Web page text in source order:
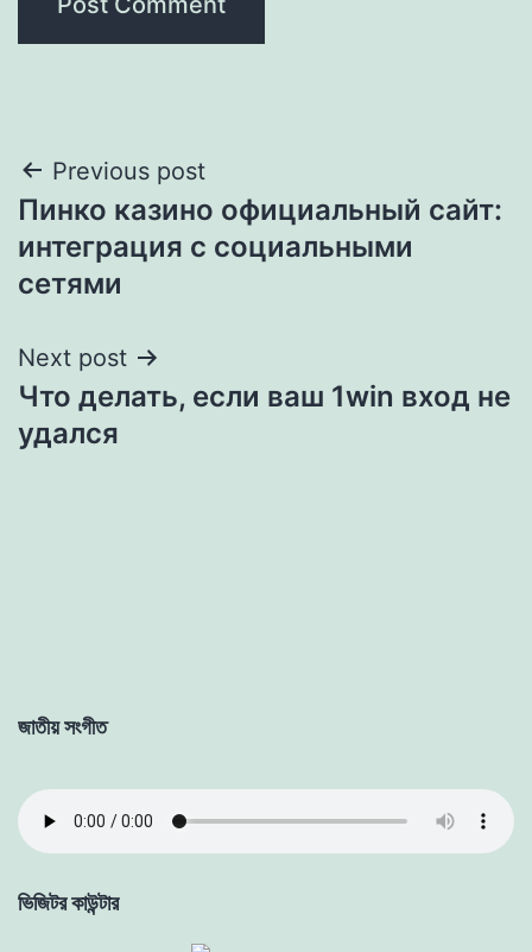
Post
navigation
Previous post
Пинко казино официальный сайт:
интеграция с социальными
сетями
Next post
Что делать, если ваш 1win вход не
удался
জাতীয় সংগীত
ভিজিটর কাউন্টার